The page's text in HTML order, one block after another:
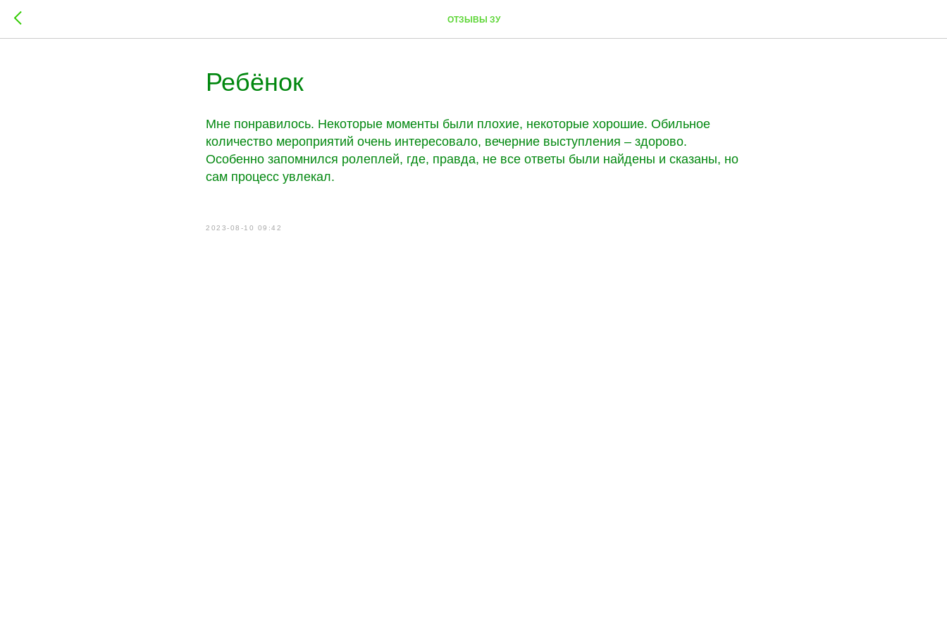
ОТЗЫВЫ ЗУ
Ребёнок
Мне понравилось. Некоторые моменты были плохие, некоторые хорошие. Обильное
количество мероприятий очень интересовало, вечерние выступления – здорово.
Особенно запомнился ролеплей, где, правда, не все ответы были найдены и сказаны, но
сам процесс увлекал.
2023-08-10 09:42